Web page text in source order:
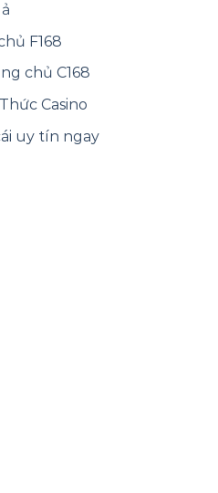
F168
chủ C168
Casino
uy tín ngay